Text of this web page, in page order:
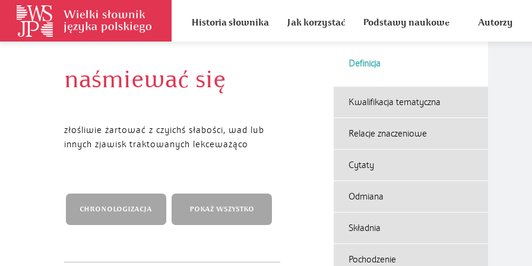
Historia słownika Jak korzystać Podstawy naukowe Autorzy
naśmiewać się
Definicja
złośliwie żartować z czyichś słabości, wad lub
innych zjawisk traktowanych lekceważąco
Kwalifikacja tematyczna
Relacje znaczeniowe
Cytaty
Odmiana
Składnia
Pochodzenie
CHRONOLOGIZACJA POKAŻ WSZYSTKO